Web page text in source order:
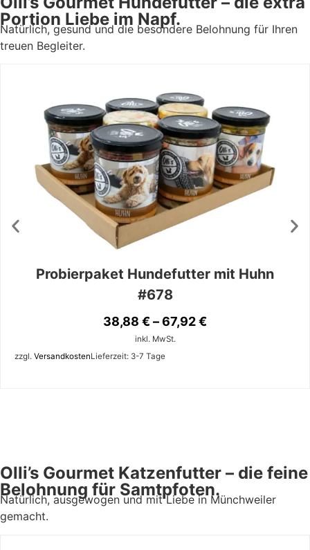
Portion Liebe im Napf.
Natürlich, gesund und die besondere Belohnung für Ihren
treuen Begleiter.
Probierpaket Hundefutter mit Huhn
#678
38,88 €–67,92€
inkl. MwSt.
zzgl. VersandkostenLieferzeit: 3-7 Tage
Olli’s Gourmet Katzenfutter – die feine
Belohnung für Samtpfoten.
Natürlich, ausgewogen und mit Liebe in Münchweiler
gemacht.